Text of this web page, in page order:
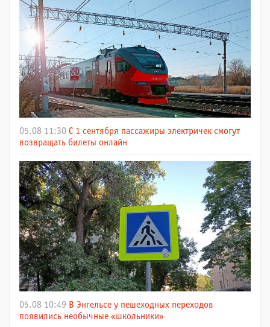
05.08 11:30 С 1 сентября пассажиры электричек смогут
возвращать билеты онлайн
05.08 10:49 В Энгельсе у пешеходных переходов
появились необычные «школьники»